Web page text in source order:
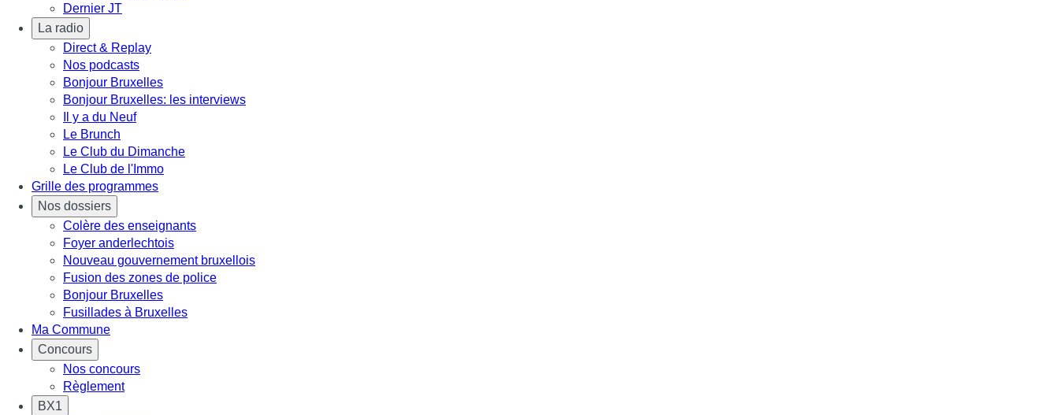
Dernier JT
La radio
Direct & Replay
Nos podcasts
Bonjour Bruxelles
Bonjour Bruxelles: les interviews
Il y a du Neuf
Le Brunch
Le Club du Dimanche
Le Club de l'Immo
Grille des programmes
Nos dossiers
Colère des enseignants
Foyer anderlechtois
Nouveau gouvernement bruxellois
Fusion des zones de police
Bonjour Bruxelles
Fusillades à Bruxelles
Ma Commune
Concours
Nos concours
Règlement
BX1